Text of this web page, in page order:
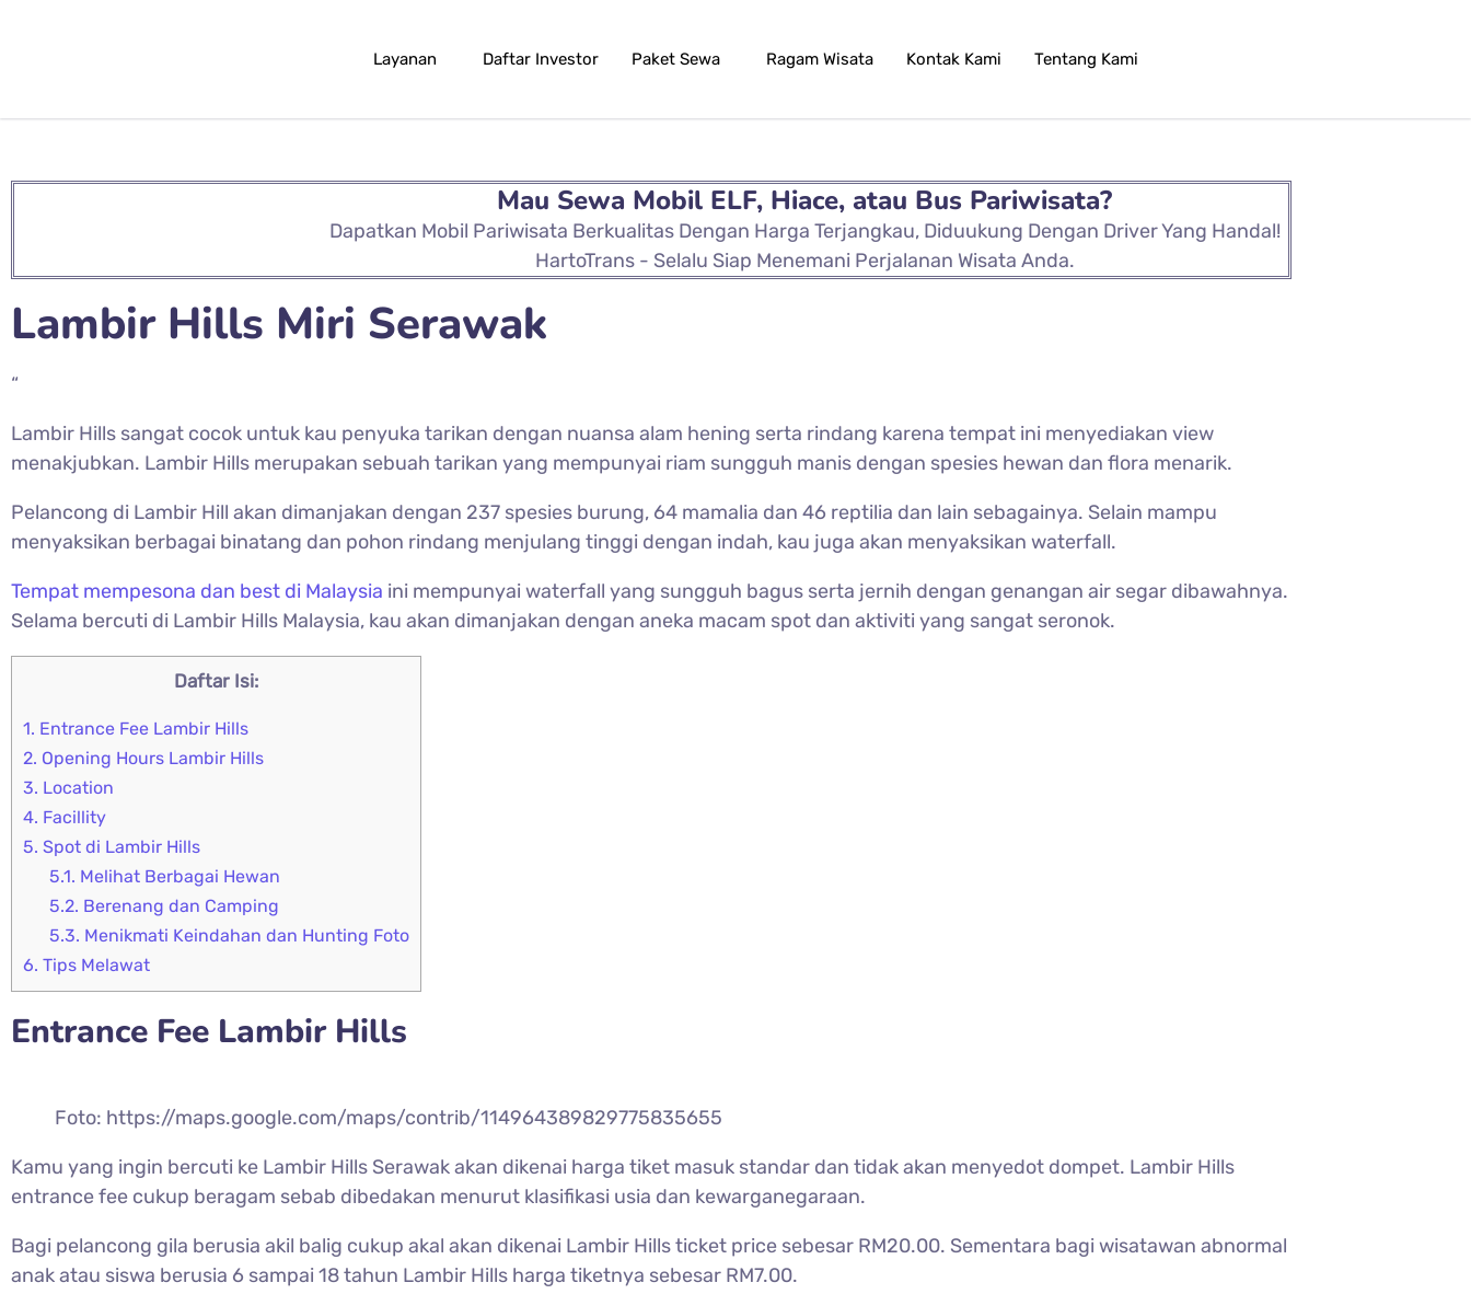
Layanan Daftar Investor Paket Sewa Ragam Wisata Kontak Kami Tentang Kami
Mau Sewa Mobil ELF, Hiace, atau Bus Pariwisata?
Dapatkan Mobil Pariwisata Berkualitas Dengan Harga Terjangkau, Diduukung Dengan Driver Yang Handal!
HartoTrans - Selalu Siap Menemani Perjalanan Wisata Anda.
Lambir Hills Miri Serawak
“
Lambir Hills sangat cocok untuk kau penyuka tarikan dengan nuansa alam hening serta rindang karena tempat ini menyediakan view
menakjubkan. Lambir Hills merupakan sebuah tarikan yang mempunyai riam sungguh manis dengan spesies hewan dan flora menarik.
Pelancong di Lambir Hill akan dimanjakan dengan 237 spesies burung, 64 mamalia dan 46 reptilia dan lain sebagainya. Selain mampu
menyaksikan berbagai binatang dan pohon rindang menjulang tinggi dengan indah, kau juga akan menyaksikan waterfall.
Tempat mempesona dan best di Malaysia ini mempunyai waterfall yang sungguh bagus serta jernih dengan genangan air segar dibawahnya.
Selama bercuti di Lambir Hills Malaysia, kau akan dimanjakan dengan aneka macam spot dan aktiviti yang sangat seronok.
Daftar Isi:
1. Entrance Fee Lambir Hills
2. Opening Hours Lambir Hills
3. Location
4. Facillity
5. Spot di Lambir Hills
5.1. Melihat Berbagai Hewan
5.2. Berenang dan Camping
5.3. Menikmati Keindahan dan Hunting Foto
6. Tips Melawat
Entrance Fee Lambir Hills
Foto: https://maps.google.com/maps/contrib/114964389829775835655
Kamu yang ingin bercuti ke Lambir Hills Serawak akan dikenai harga tiket masuk standar dan tidak akan menyedot dompet. Lambir Hills
entrance fee cukup beragam sebab dibedakan menurut klasifikasi usia dan kewarganegaraan.
Bagi pelancong gila berusia akil balig cukup akal akan dikenai Lambir Hills ticket price sebesar RM20.00. Sementara bagi wisatawan abnormal
anak atau siswa berusia 6 sampai 18 tahun Lambir Hills harga tiketnya sebesar RM7.00.